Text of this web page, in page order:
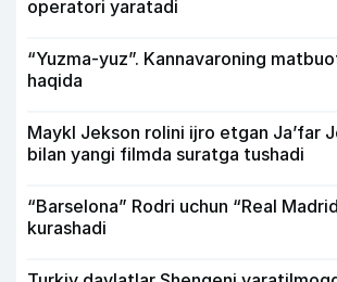
operatori yaratadi
“Yuzma-yuz”. Kannavaroning
haqida
Maykl Jekson rolini ijro etgan Ja’far
bilan yangi filmda suratga tushadi
“Barselona” Rodri uchun “Real
kurashadi